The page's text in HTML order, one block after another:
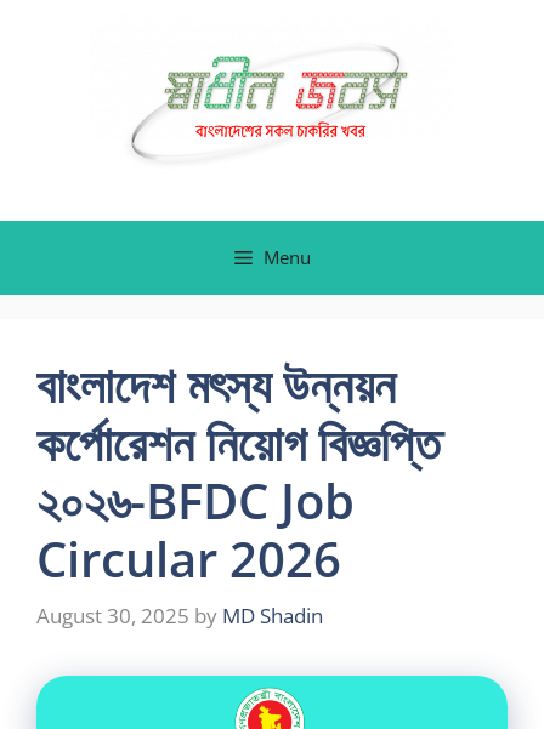
Menu
বাংলাদেশ মৎস্য উন্নয়ন
কর্পোরেশন নিয়োগ বিজ্ঞপ্তি
২০২৬-BFDC Job
Circular 2026
August 30, 2025 by MD Shadin